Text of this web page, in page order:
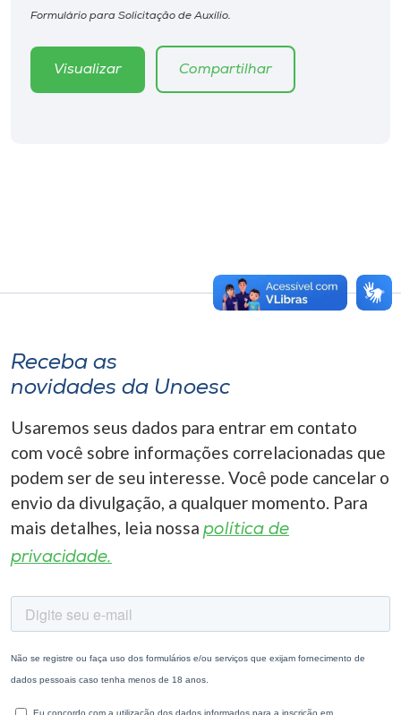
Formulário para Solicitação de Auxílio.
Visualizar Compartilhar
Receba as
novidades da Unoesc
Usaremos seus dados para entrar em contato
com você sobre informações correlacionadas que
podem ser de seu interesse. Você pode cancelar o
envio da divulgação, a qualquer momento. Para
mais detalhes, leia nossa política de
privacidade.